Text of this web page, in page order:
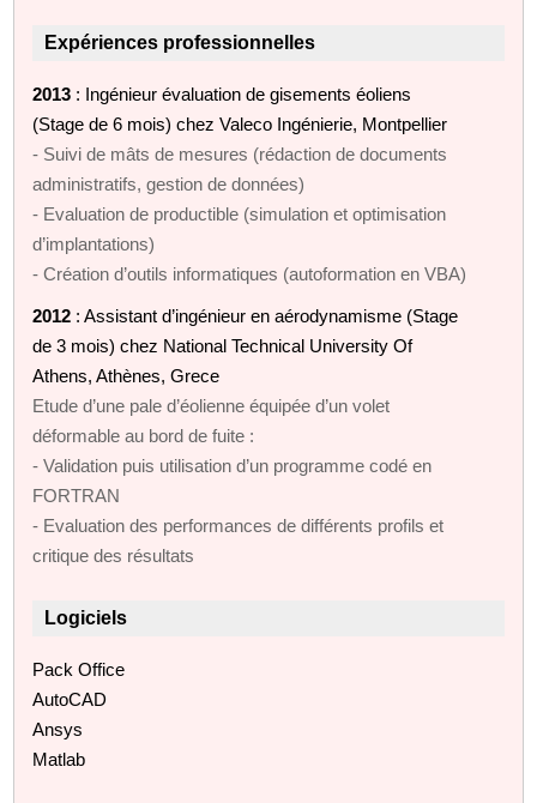
Expériences professionnelles
2013 : Ingénieur évaluation de gisements éoliens
(Stage de 6 mois) chez Valeco Ingénierie, Montpellier
- Suivi de mâts de mesures (rédaction de documents
administratifs, gestion de données)
- Evaluation de productible (simulation et optimisation
d’implantations)
- Création d’outils informatiques (autoformation en VBA)
2012 : Assistant d’ingénieur en aérodynamisme (Stage
de 3 mois) chez National Technical University Of
Athens, Athènes, Grece
Etude d’une pale d’éolienne équipée d’un volet
déformable au bord de fuite :
- Validation puis utilisation d’un programme codé en
FORTRAN
- Evaluation des performances de différents profils et
critique des résultats
Logiciels
Pack Office
AutoCAD
Ansys
Matlab